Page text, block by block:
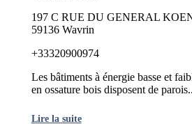
197 C RUE DU GENERAL
59136 Wavrin
+33320900974
Les bâtiments à énergie basse et
en ossature bois disposent de
Lire la suite